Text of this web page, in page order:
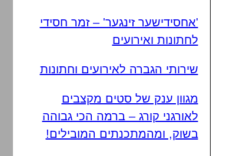
'אחסידישער זינגער' – זמר חסידי
לחתונות ואירועים
שירותי הגברה לאירועים וחתונות
מגוון ענק של סטים מקצבים
לאורגני קורג – ברמה הכי גבוהה
בשוק, ומהמתכנתים המובילים!